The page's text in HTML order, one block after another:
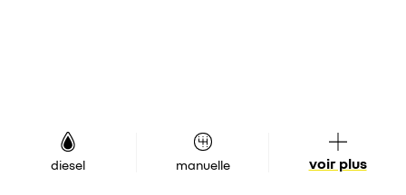
diesel manuelle voir plus